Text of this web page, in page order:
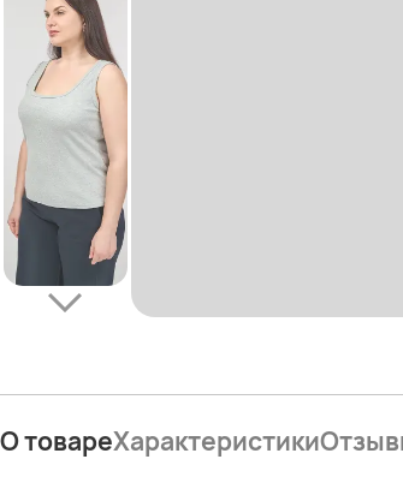
О товареХарактеристики